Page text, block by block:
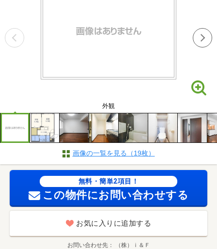
外観
画像の一覧を見る（19枚）
無料・簡単2項目！
この物件にお問い合わせする
お気に入りに追加する
お問い合わせ先 （株）ｉ＆Ｆ